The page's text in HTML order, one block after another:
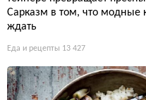
Сарказм в том, что модные
ждать
Еда и рецепты 13 427